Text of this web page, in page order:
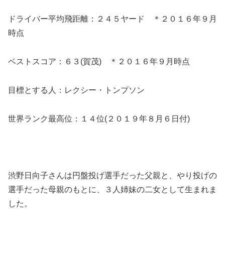
ドライバー平均飛距離：２４５ヤード ＊２０１６年９月
時点
ベストスコア：６３(賀茂) ＊２０１６年９月時点
目標とする人：レクシー・トンプソン
世界ランク最高位：１４位(２０１９年８月６日付)
渋野日向子さんは円盤投げ選手だった父親と、やり投げの
選手だった母親のもとに、３人姉妹の二女として生まれま
した。